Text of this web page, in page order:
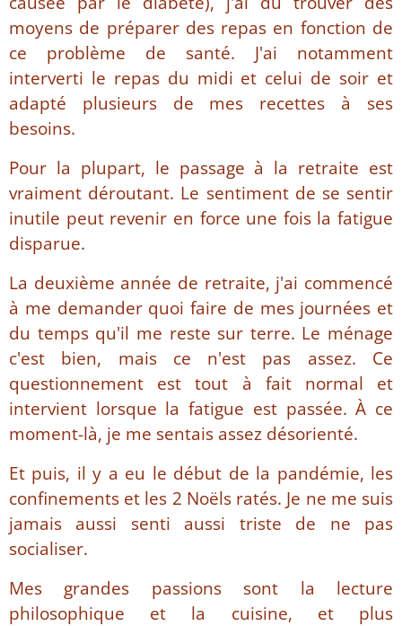
moyens de préparer des repas en fonction de
ce problème de santé. J'ai notamment
interverti le repas du midi et celui de soir et
adapté plusieurs de mes recettes à ses
besoins.
Pour la plupart, le passage à la retraite est
vraiment déroutant. Le sentiment de se sentir
inutile peut revenir en force une fois la fatigue
disparue.
La deuxième année de retraite, j'ai commencé
à me demander quoi faire de mes journées et
du temps qu'il me reste sur terre. Le ménage
c'est bien, mais ce n'est pas assez. Ce
questionnement est tout à fait normal et
intervient lorsque la fatigue est passée. À ce
moment-là, je me sentais assez désorienté.
Et puis, il y a eu le début de la pandémie, les
confinements et les 2 Noëls ratés. Je ne me suis
jamais aussi senti aussi triste de ne pas
socialiser.
Mes grandes passions sont la lecture
philosophique et la cuisine, et plus